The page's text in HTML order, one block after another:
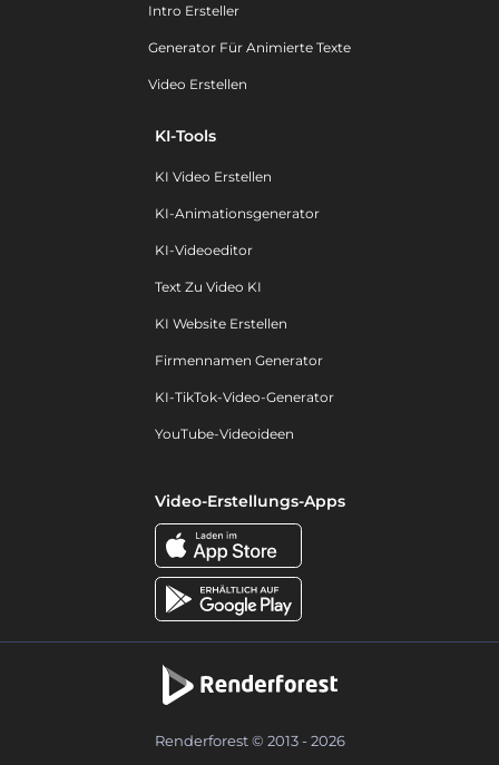
Intro Ersteller
Generator Für Animierte Texte
Video Erstellen
KI-Tools
KI Video Erstellen
KI-Animationsgenerator
KI-Videoeditor
Text Zu Video KI
KI Website Erstellen
Firmennamen Generator
KI-TikTok-Video-Generator
YouTube-Videoideen
Video-Erstellungs-Apps
Renderforest © 2013 - 2026